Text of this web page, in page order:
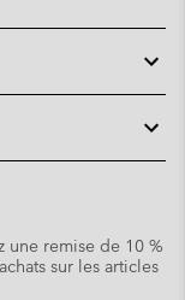
une remise de 10 %
sur les articles